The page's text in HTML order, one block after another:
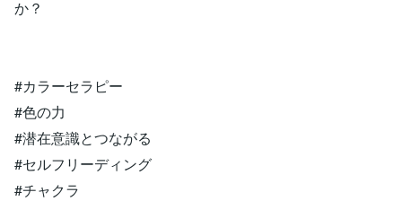
か？
#カラーセラピー
#色の力
#潜在意識とつながる
#セルフリーディング
#チャクラ